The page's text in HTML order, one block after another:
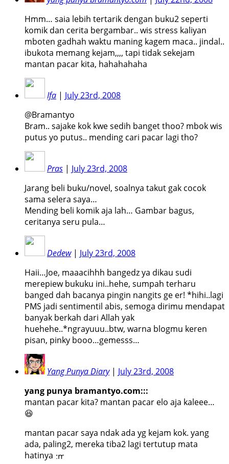
Hmm… saia lebih tertarik dengan buku2 seperti
komik dan cerita bergambar.. wis stress kaliyan
mboten gadhah waktu maning kagem maca.. jindal..
ibukota memang kejam,,,, tapi tidak sekejam
mantan pacar kita, hahahahaha
Ifa | July 23rd, 2008
@Bramantyo
Bram.. sajake kok kwe sedih banget thoo? mbok wis
putus yo putus.. mending cari pacar lagi tho?
Pras | July 23rd, 2008
Jarang beli buku/novel, soalnya takut gak cocok
sama selera saya…
Mending beli komik aja lah… Gambar bagus,
ceritanya seru pula…
Dedew| July 23rd, 2008
Haii…Joe, maaacihhh bangedz ya dikau sudi
merepiew bukuku ini..hehe, sumpah terharu
banged dah bacanya pingin nangits ge er! *hihi..lagi
PMS jadi sentimentil abis, semoga dirimu mendapat
banyak berkah dari Allah yak
huehehe..*ngrayuuu..btw, warna blogmu keren
pisan, pinky booo…gemesss…
Yang Punya Diary| July 23rd, 2008
yang punya bramantyo.com:::
mantan pacar kita? mantan pacar elo aja kaleee…
😆
mantan pacar saya ndak ada yg kejam kok. yang
ada, paling2, mereka tiba2 lagi tertutup mata
hatinya